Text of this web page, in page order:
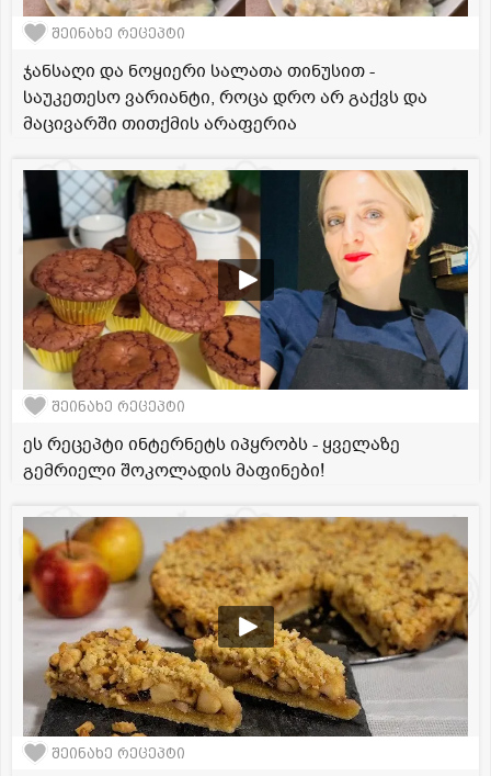
შეინახე რეცეპტი
ჯანსაღი და ნოყიერი სალათა თინუსით -
საუკეთესო ვარიანტი, როცა დრო არ გაქვს და
მაცივარში თითქმის არაფერია
შეინახე რეცეპტი
ეს რეცეპტი ინტერნეტს იპყრობს - ყველაზე
გემრიელი შოკოლადის მაფინები!
შეინახე რეცეპტი